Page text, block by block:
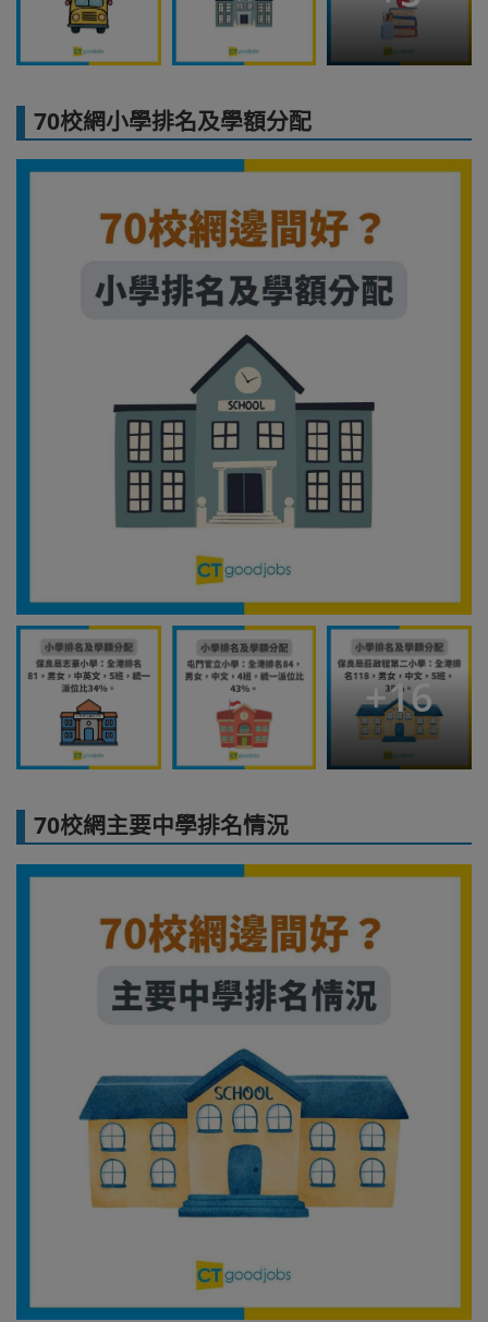
70校網小學排名及學額分配
+16
70校網主要中學排名情況